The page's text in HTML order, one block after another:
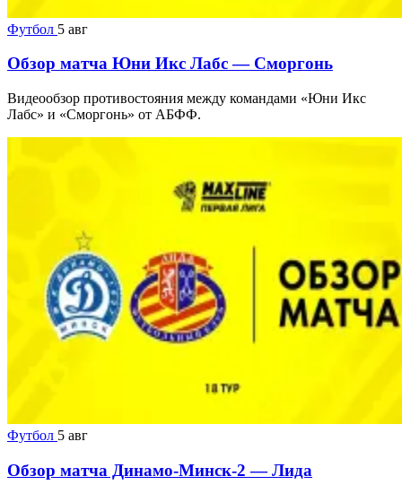
Футбол 5 авг
Обзор матча Юни Икс Лабс — Сморгонь
Видеообзор противостояния между командами «Юни Икс
Лабс» и «Сморгонь» от АБФФ.
Футбол 5 авг
Обзор матча Динамо-Минск-2 — Лида